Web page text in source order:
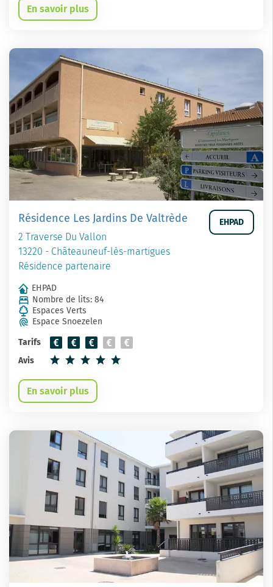
En savoir plus
Résidence Les Jardins De Valtrède
2 Traverse Du Vallon
13220 - Châteauneuf-lès-martigues
Résidence partenaire
EHPAD
EHPAD
Nombre de lits: 84
Espaces Verts
Espace Snoezelen
Tarifs
Avis
En savoir plus